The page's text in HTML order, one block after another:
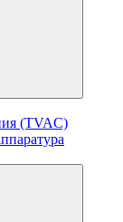
(TVAC)